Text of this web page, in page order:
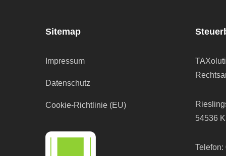
Sitemap
Impressum
Datenschutz
Cookie-Richtlinie (EU)
54536
Telefon: